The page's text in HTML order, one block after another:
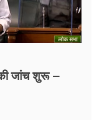
की जांच शुरू –